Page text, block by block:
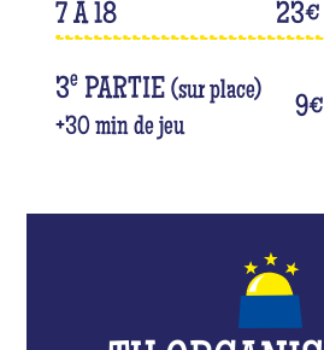
7 À 18 23€
3e PARTIE(sur place)
+30 min de jeu
9€